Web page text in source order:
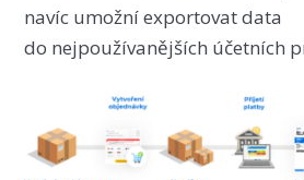
navíc umožní exportovat data
do nejpoužívanějších účetních